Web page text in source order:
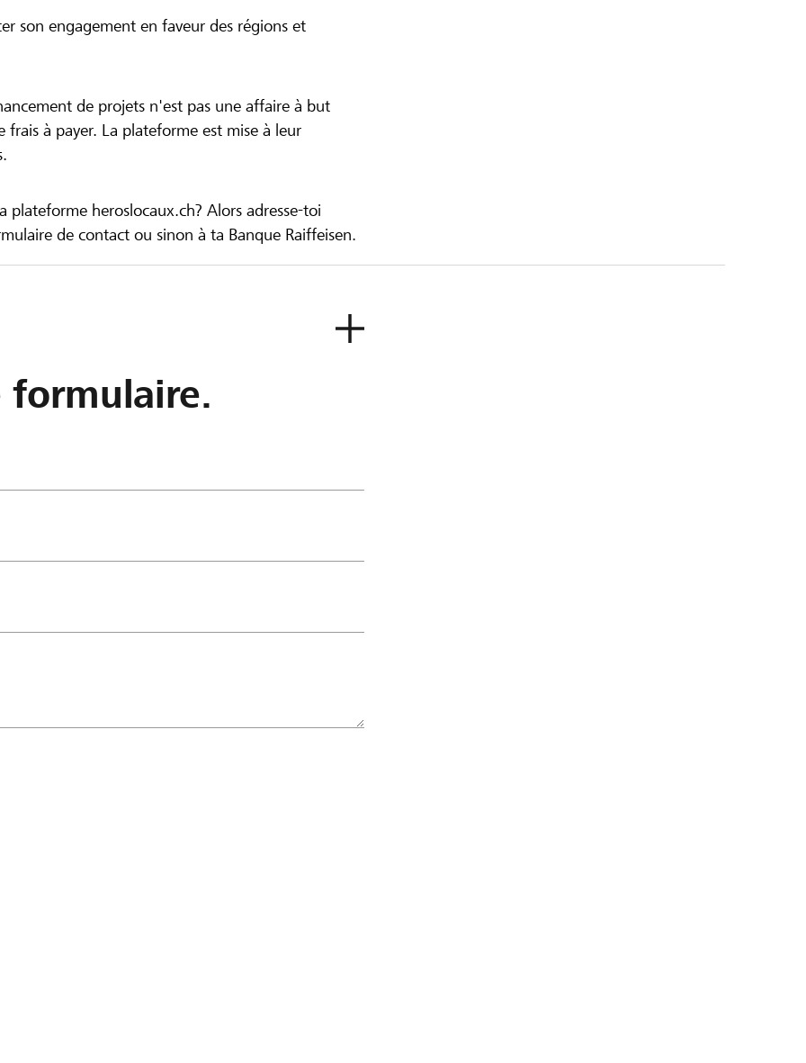
son engagement en faveur des régions et
de projets n'est pas une affaire à but
à payer. La plateforme est mise à leur
plateforme heroslocaux.ch? Alors adresse-toi
de contact ou sinon à ta Banque Raiffeisen.
formulaire.